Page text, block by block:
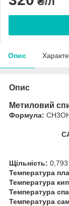
Опис
Опис
Метиловий
Формула: CH3
Щільність: 0,793
Температура
Температура
Температура
Температура